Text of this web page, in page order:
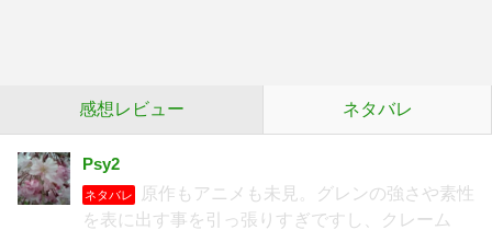
感想レビュー ネタバレ
Psy2
ネタバレ
原作もアニメも未見。グレンの強さや素性
を表に出す事を引っ張りすぎですし、クレーム